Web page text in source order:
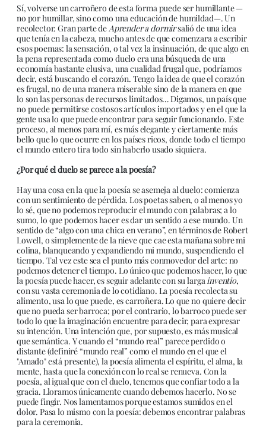
Sí, volverse un carroñero de esta forma puede ser humillante —
no por humillar, sino como una educación de humildad—. Un
recolector. Gran parte de Aprender a dormirsalió de una idea
que tenía en la cabeza, mucho antes de que comenzara a escribir
esos poemas: la sensación, o tal vez la insinuación, de que algo en
la pena representada como duelo era una búsqueda de una
economía bastante elusiva, una cualidad frugal que, podríamos
decir, está buscando el corazón. Tengo la idea de que el corazón
es frugal, no de una manera miserable sino de la manera en que
lo son las personas de recursos limitados… Digamos, un país que
no puede permitirse costosos artículos importados y en el que la
gente usa lo que puede encontrar para seguir funcionando. Este
proceso, al menos para mí, es más elegante y ciertamente más
bello que lo que ocurre en los países ricos, donde todo el tiempo
el mundo entero tira todo sin haberlo usado siquiera.
¿Por qué el duelo se parece a la poesía?
Hay una cosa en la que la poesía se asemeja al duelo: comienza
con un sentimiento de pérdida. Los poetas saben, o al menos yo
lo sé, que no podemos reproducir el mundo con palabras; a lo
sumo, lo que podemos hacer es dar un sentido a ese mundo. Un
sentido de “algo con una chica en verano”, en términos de Robert
Lowell, o simplemente de la nieve que cae esta mañana sobre mi
colina, blanqueando y expandiendo mi mundo, suspendiendo el
tiempo. Tal vez este sea el punto más conmovedor del arte: no
podemos detener el tiempo. Lo único que podemos hacer, lo que
la poesía puede hacer, es seguir adelante con su larga inventio,
con su vasta ceremonia de lo cotidiano. La poesía recolecta su
alimento, usa lo que puede, es carroñera. Lo que no quiere decir
que no pueda ser barroca; por el contrario, lo barroco puede ser
todo lo que la imaginación encuentre para decir, para expresar
su intención. Una intención que, por supuesto, es más musical
que semántica. Y cuando el “mundo real” parece perdido o
distante (definiré “mundo real” como el mundo en el que el
"Amado" está presente), la poesía alimenta el espíritu, el alma, la
mente, hasta que la conexión con lo real se renueva. Con la
poesía, al igual que con el duelo, tenemos que confiar todo a la
gracia. Lloramos únicamente cuando debemos hacerlo. No se
puede fingir. Nos lamentamos porque estamos sumidos en el
dolor. Pasa lo mismo con la poesía: debemos encontrar palabras
para la ceremonia.